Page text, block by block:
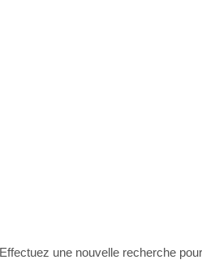
Effectuez une nouvelle recherche